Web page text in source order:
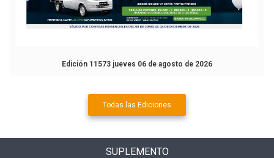
Edición 11573 jueves 06 de agosto de 2026
Todas las Ediciones
SUPLEMENTO